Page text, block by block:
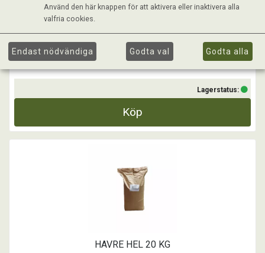
Kr 7,00
Lagerstatus:
Köp
HAVRE HEL 20 KG
Använd den här knappen för att aktivera eller inaktivera alla
valfria cookies.
Endast nödvändiga Godta val Godta alla